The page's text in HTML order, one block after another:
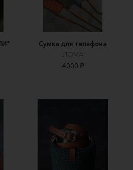
Сумка для телефона
ЛОМА
4000 ₽